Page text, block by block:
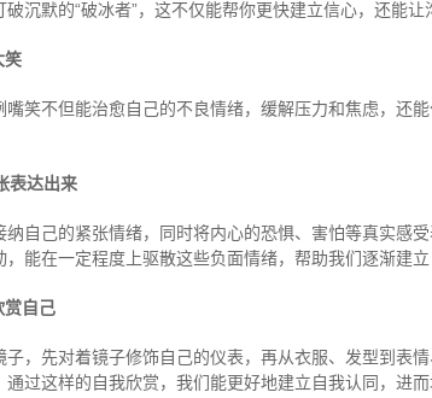
沉默的“破冰者”，这不仅能帮你更快建立信心，还能让
笑
嘴笑不但能治愈自己的不良情绪，缓解压力和焦虑，还
表达出来
纳自己的紧张情绪，同时将内心的恐惧、害怕等真实感
，能在一定程度上驱散这些负面情绪，帮助我们逐渐建立
赏自己
子，先对着镜子修饰自己的仪表，再从衣服、发型到表
通过这样的自我欣赏，我们能更好地建立自我认同，进而